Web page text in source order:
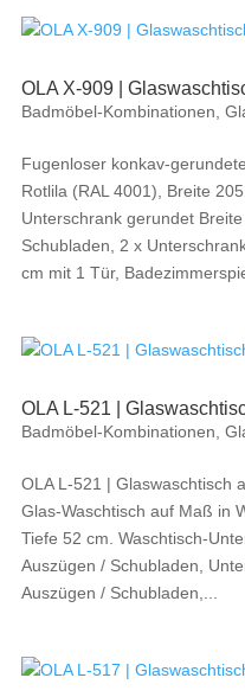
OLA X-909 |
Badmöbel-Kombinationen,
Fugenloser konkav-
Rotlila (RAL 4001), Breite
Unterschrank gerundet
Schubladen, 2 x
cm mit 1 Tür,
OLA L-521 |
Badmöbel-Kombinationen,
OLA L-521 | Glaswaschtisch
Glas-Waschtisch auf Maß in
Tiefe 52 cm. Waschtisch-
Auszügen / Schubladen,
Auszügen / Schubladen,...